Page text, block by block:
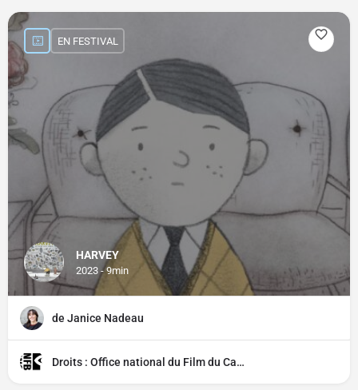
HARVEY
2023 - 9min
EN FESTIVAL
de Janice Nadeau
Droits : Office national du Film du Canada (ONF)